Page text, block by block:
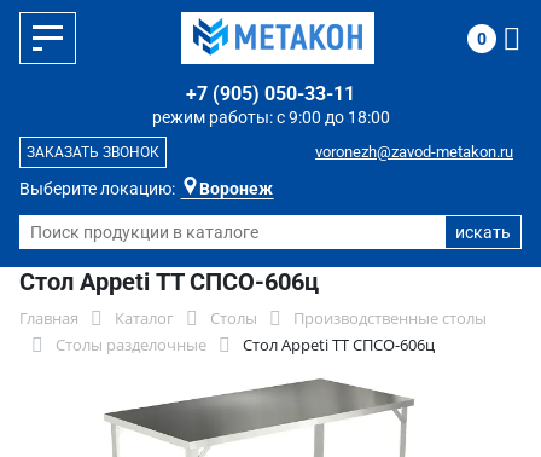
Выберите локацию: Воронеж
режим работы: с 9:00 до 18:00
+7 (905) 050-33-11
voronezh@zavod-metakon.ru
ЗАКАЗАТЬ ЗВОНОК
0
Стол Appeti ТТ СПСО-606ц
Главная Каталог Столы
Производственные столы
Столы разделочные
Стол Appeti ТТ СПСО-606ц